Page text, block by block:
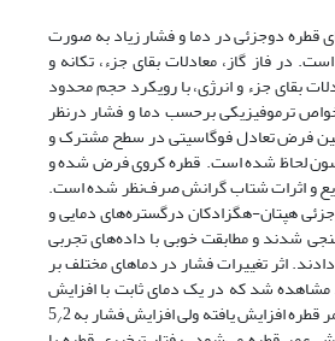
قطره دوجزئی در دما و فشار زیاد به­ صورت
در فاز گاز، معادلات بقای جزء، تکانه و
بقای جزء و انرژی، با رویکرد حجم محدود
ترموفیزیکی برحسب دما و فشار درنظر
فرض تعادل فوگاسیتی در سطح مشترک و
لحاظ شده است. قطره کروی فرض شده و
و اثرات شتاب گرانش صرف­‌نظر شده ‌است.
هپتان-هگزادکان درگستره‌های دمایی و
شدند و مطابقت خوبی با داده‌های تجربی
اثر تغییرات فشار در دماهای مختلف بر
شد که در یک دمای ثابت با افزایش
/2